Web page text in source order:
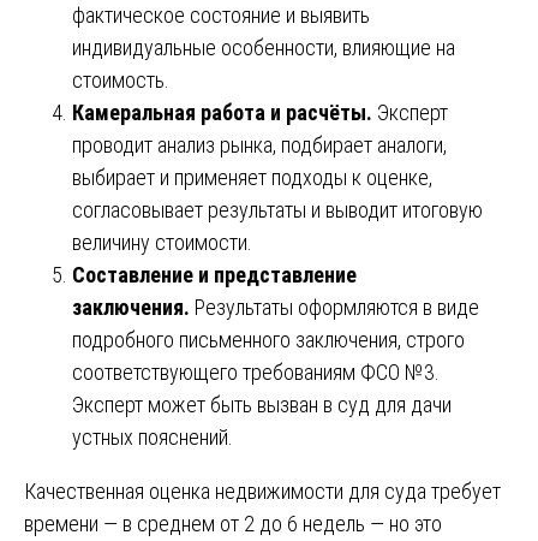
фактическое состояние и выявить
индивидуальные особенности, влияющие на
стоимость.
Камеральная работа и расчёты. Эксперт
проводит анализ рынка, подбирает аналоги,
выбирает и применяет подходы к оценке,
согласовывает результаты и выводит итоговую
величину стоимости.
Составление и представление
заключения. Результаты оформляются в виде
подробного письменного заключения, строго
соответствующего требованиям ФСО №3.
Эксперт может быть вызван в суд для дачи
устных пояснений.
Качественная оценка недвижимости для суда требует
времени — в среднем от 2 до 6 недель — но это